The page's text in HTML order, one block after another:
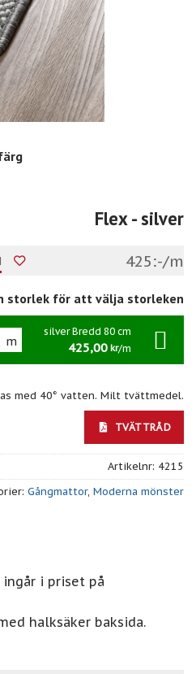
Flex - silver
425:-/m
storlek för att välja storleken
m
silver Bredd 80 cm
425,00 kr/m
med 40° vatten. Milt tvättmedel.
TVÄTTRÅD
Artikelnr: 4215
Gångmattor, Moderna mönster
i priset på
halksäker baksida.